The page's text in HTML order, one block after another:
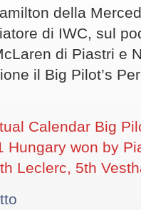
della
di IWC, sul
di Piastri e
il Big Pilot’s
Calendar Big
Hungary won by
Leclerc, 5th